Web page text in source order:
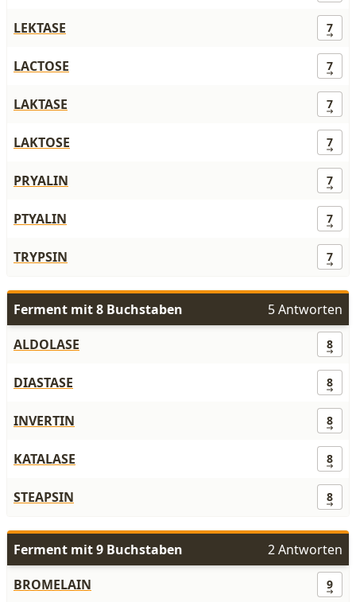
LEKTASE 7
LACTOSE 7
LAKTASE 7
LAKTOSE 7
PRYALIN 7
PTYALIN 7
TRYPSIN 7
Ferment mit 8 Buchstaben
5 Antworten
ALDOLASE
8
DIASTASE 8
INVERTIN 8
KATALASE 8
STEAPSIN 8
Ferment mit 9 Buchstaben
2 Antworten
BROMELAIN
9